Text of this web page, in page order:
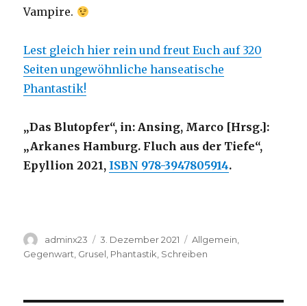
Vampire.
Lest gleich hier rein und freut Euch auf 320
Seiten ungewöhnliche hanseatische
Phantastik!
„Das Blutopfer“, in: Ansing, Marco [Hrsg.]:
„Arkanes Hamburg. Fluch aus der Tiefe“,
Epyllion 2021, ISBN 978-3947805914.
Autor
adminx23
Veröffentlicht
am
3. Dezember 2021 Kategorien
Allgemein
Gegenwart Grusel Phantastik Schreiben